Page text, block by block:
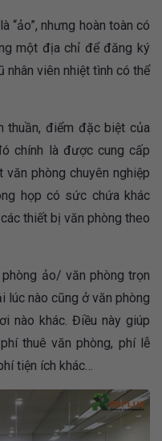
“ảo”, nhưng hoàn toàn có
một địa chỉ để đăng ký
nhân viên nhiệt tình có thể
thuần, điểm đặc biệt của
chính là được cung cấp
phòng chuyên nghiệp
họp có sức chứa khác
thiết bị văn phòng theo
ảo/ văn phòng trọn
lúc nào cũng ở văn phòng
nào khác. Điều này giúp
thuê văn phòng, phí lễ
tiện ích khác…